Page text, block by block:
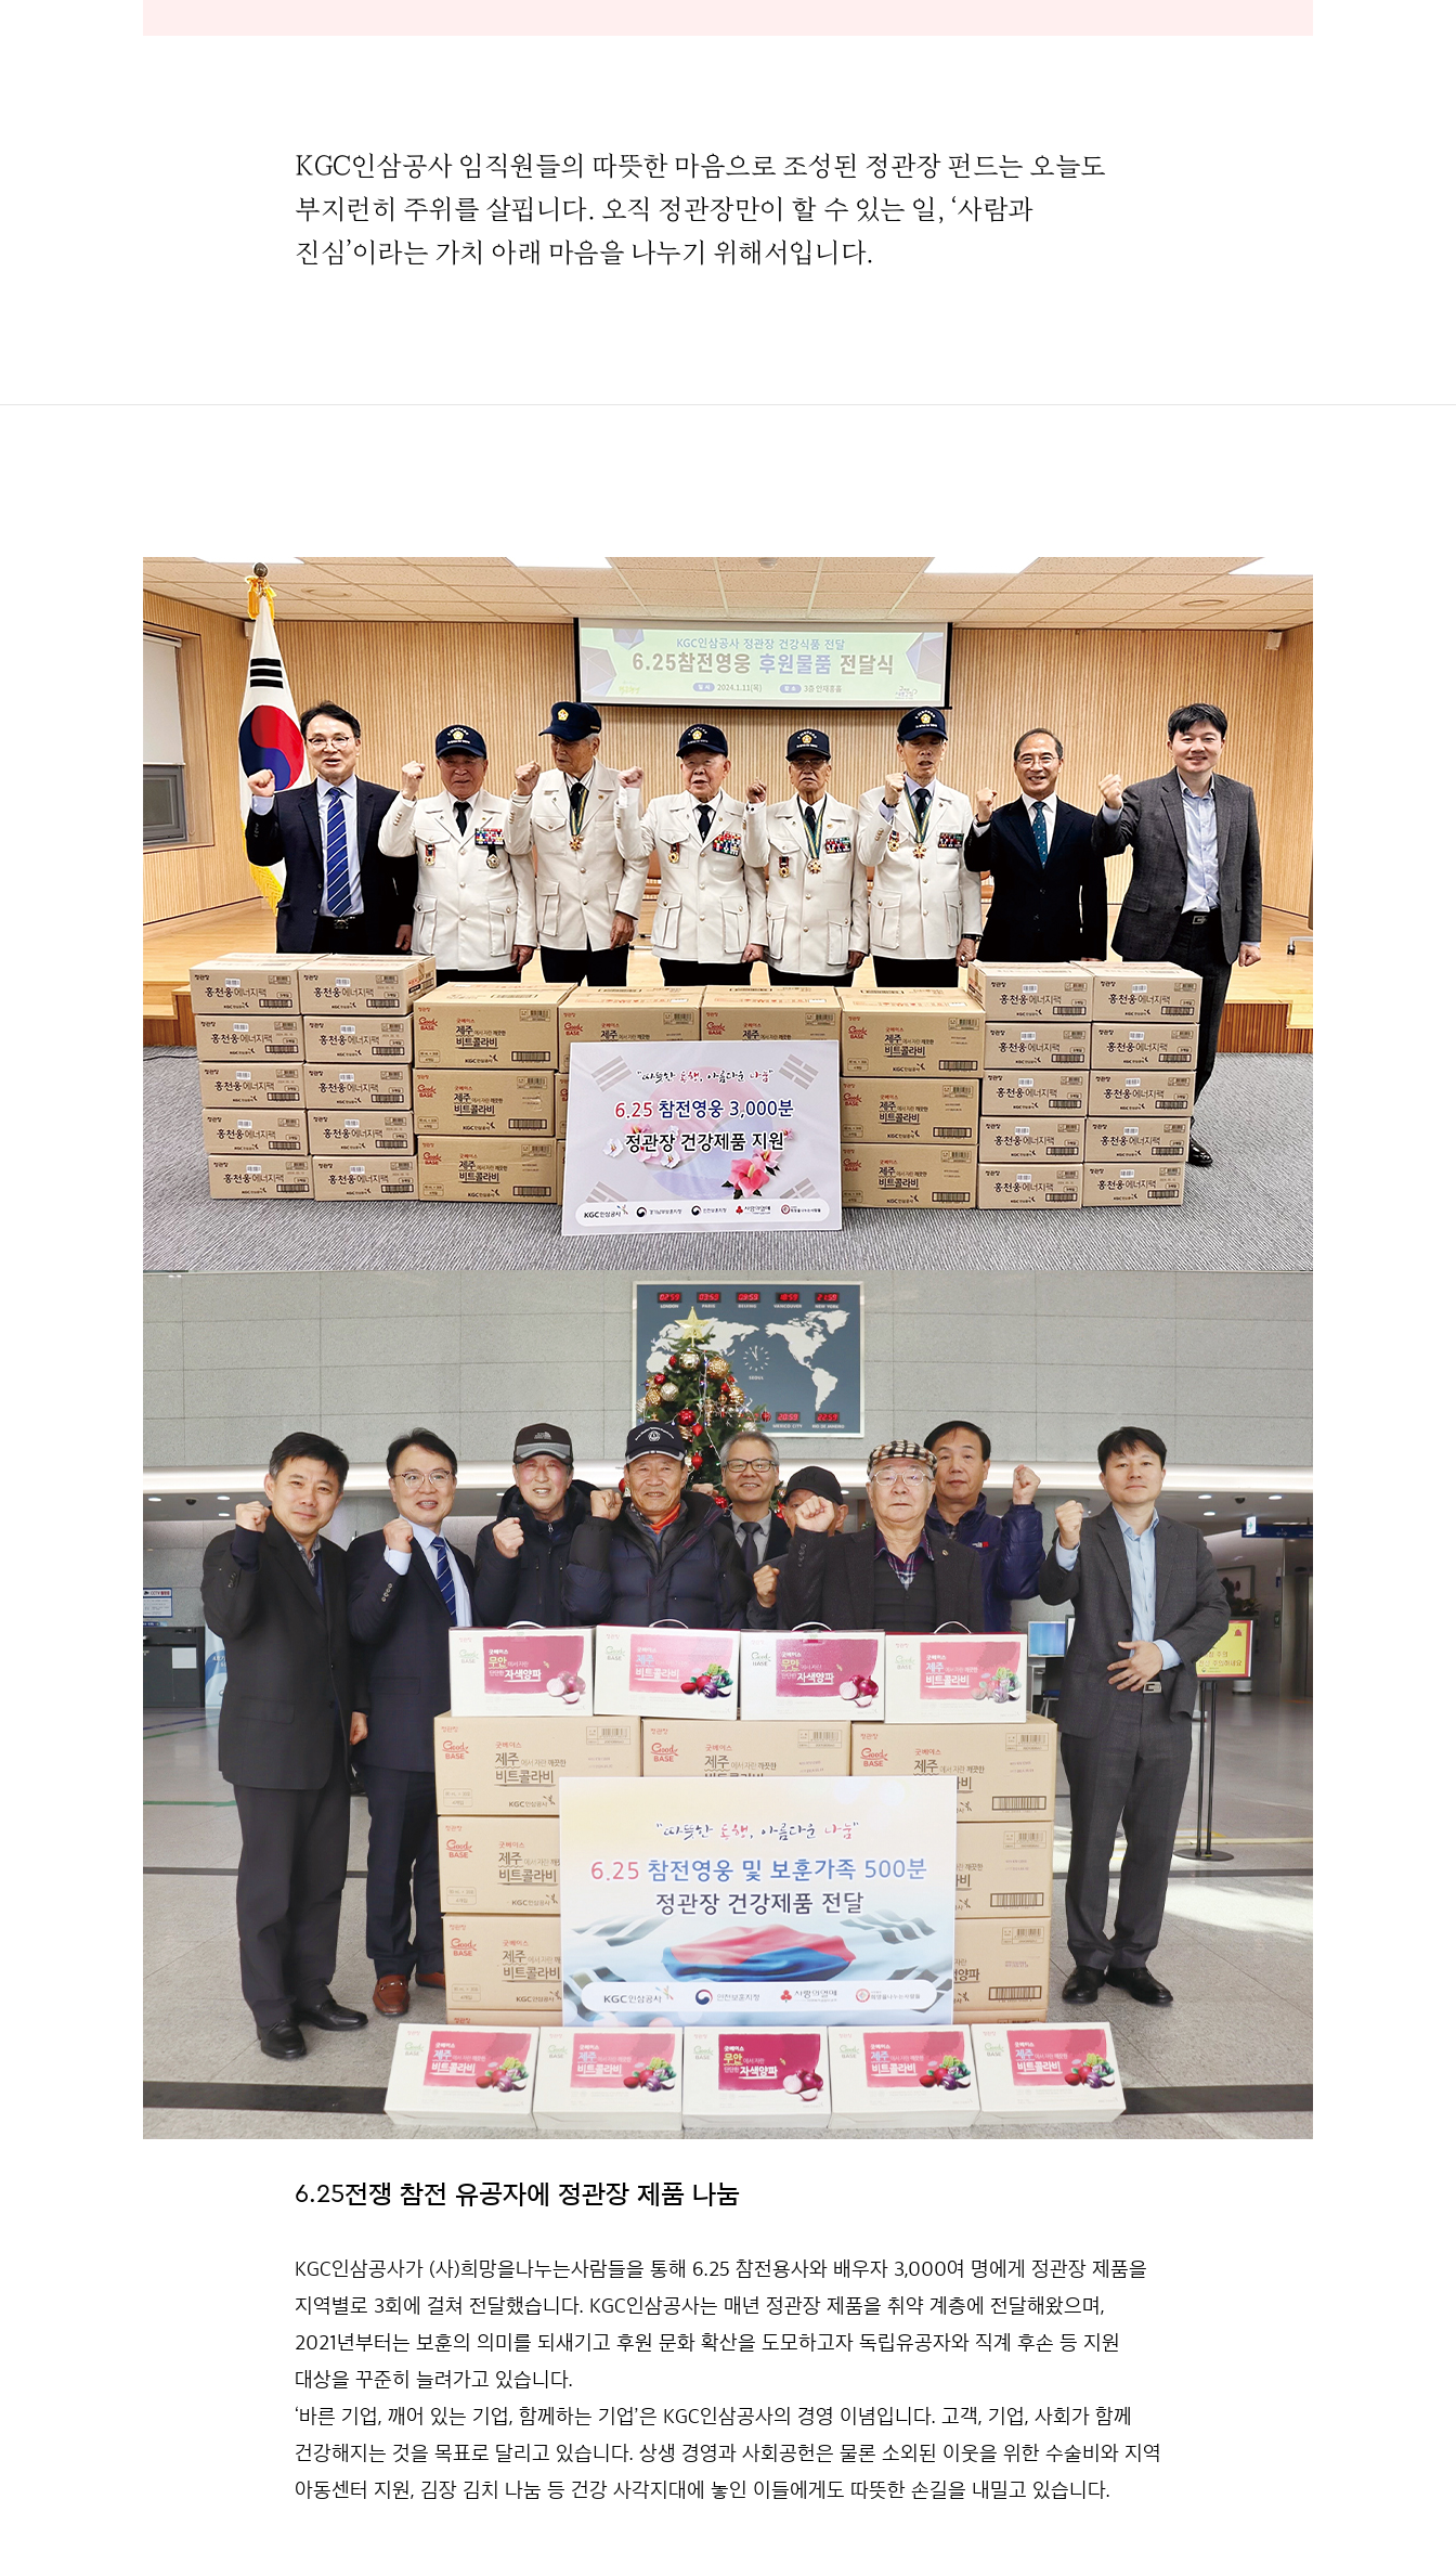
KGC인삼공사 임직원들의 따뜻한 마음으로 조성된 정관장 펀드는 오늘도
부지런히 주위를 살핍니다. 오직 정관장만이 할 수 있는 일, ‘사람과
진심’이라는 가치 아래 마음을 나누기 위해서입니다.
6.25전쟁 참전 유공자에 정관장 제품 나눔
KGC인삼공사가 (사)희망을나누는사람들을 통해 6.25 참전용사와 배우자 3,000여 명에게 정관장 제품을
지역별로 3회에 걸쳐 전달했습니다. KGC인삼공사는 매년 정관장 제품을 취약 계층에 전달해왔으며,
2021년부터는 보훈의 의미를 되새기고 후원 문화 확산을 도모하고자 독립유공자와 직계 후손 등 지원
대상을 꾸준히 늘려가고 있습니다.
‘바른 기업, 깨어 있는 기업, 함께하는 기업’은 KGC인삼공사의 경영 이념입니다. 고객, 기업, 사회가 함께
건강해지는 것을 목표로 달리고 있습니다. 상생 경영과 사회공헌은 물론 소외된 이웃을 위한 수술비와 지역
아동센터 지원, 김장 김치 나눔 등 건강 사각지대에 놓인 이들에게도 따뜻한 손길을 내밀고 있습니다.